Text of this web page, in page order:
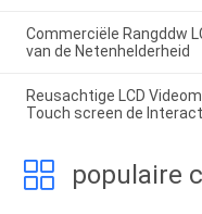
Commerciële Rangddw
van de Netenhelderheid
Reusachtige LCD
Touch screen de
populaire